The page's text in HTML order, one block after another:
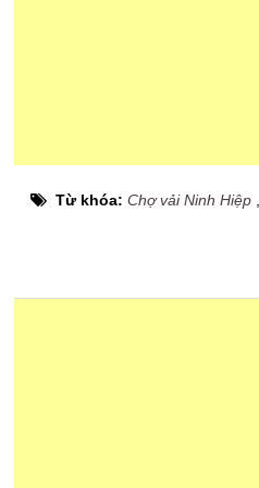
Từ khóa:Chợ vải Ninh Hiệp